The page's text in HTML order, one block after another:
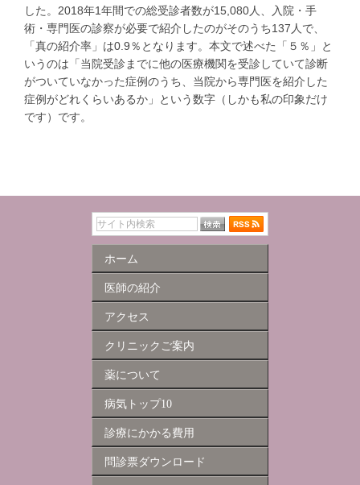
した。2018年1年間での総受診者数が15,080人、入院・手
術・専門医の診察が必要で紹介したのがそのうち137人で、
「真の紹介率」は0.9％となります。本文で述べた「５％」と
いうのは「当院受診までに他の医療機関を受診していて診断
がついていなかった症例のうち、当院から専門医を紹介した
症例がどれくらいあるか」という数字（しかも私の印象だけ
です）です。
ホーム
医師の紹介
アクセス
クリニックご案内
薬について
病気トップ10
診療にかかる費用
問診票ダウンロード